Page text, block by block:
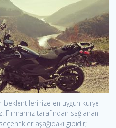
beklentilerinize en uygun kurye
Firmamız tarafından sağlanan
aşağıdaki gibidir;